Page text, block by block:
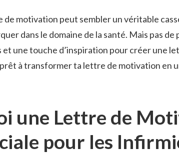
de motivation peut sembler un véritable
dans le domaine de la santé. Mais pas
et une touche d’inspiration pour créer une
à transformer ta lettre de motivation en
une Lettre de
pour les